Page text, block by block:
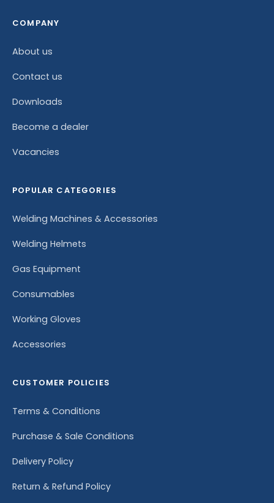
COMPANY
About us
Contact us
Downloads
Become a dealer
Vacancies
POPULAR CATEGORIES
Welding Machines & Accessories
Welding Helmets
Gas Equipment
Consumables
Working Gloves
Accessories
CUSTOMER POLICIES
Terms & Conditions
Purchase & Sale Conditions
Delivery Policy
Return & Refund Policy